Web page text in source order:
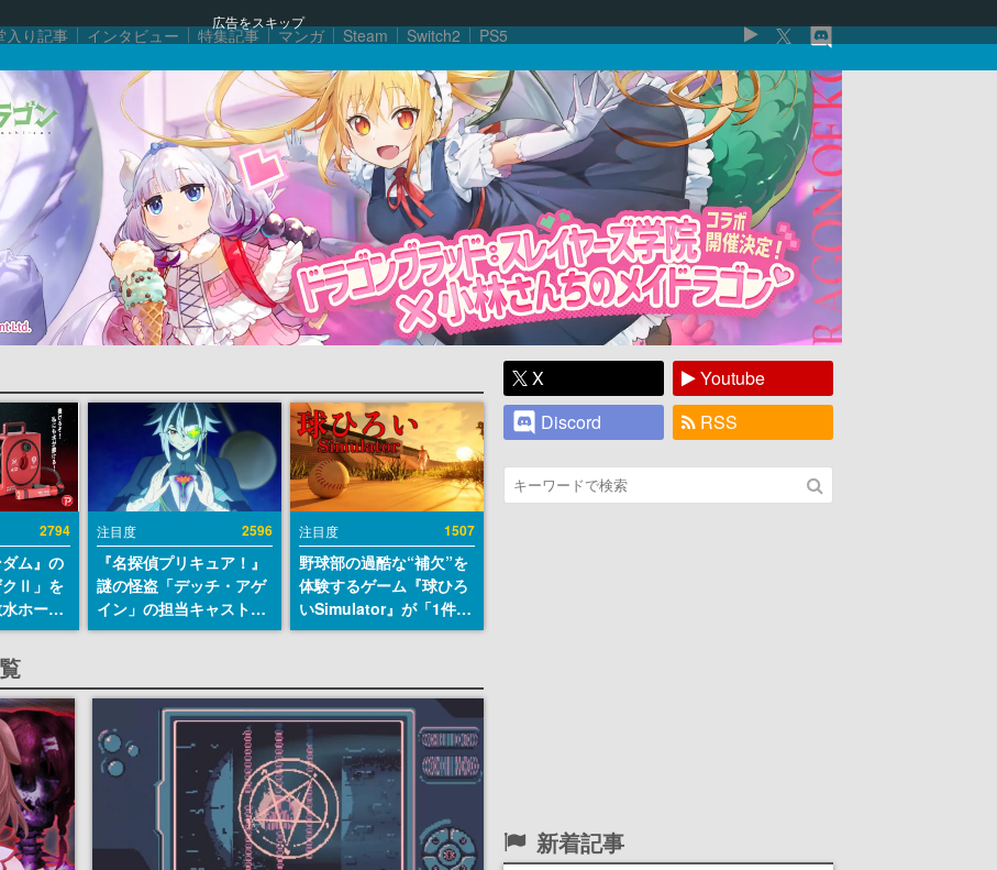
広告をスキップ
入り記事 インタビュー 特集記事 マンガ Steam Switch2 PS5
2794
ダム』の
クⅡ」を
ホース
。本体
ソナル
国軍の
番号な
注目度 2596
『名探偵プリキュア！』
謎の怪盗「デッチ・アゲ
イン」の担当キャストは
天﨑滉平さんと判明。
『ヒプノシスマイク』山
田三郎役など
注目度 1507
野球部の過酷な“補欠”を
体験するゲーム『球ひろ
いSimulator』が「1件」
のウィッシュリストをも
ダム・カム』開発元やチ
ェコのプロ野球選手から
称賛の声
X
Youtube
Discord
RSS
新着記事